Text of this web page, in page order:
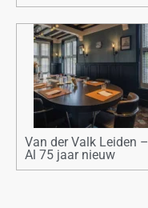
Van der Valk Leiden –
Al 75 jaar nieuw